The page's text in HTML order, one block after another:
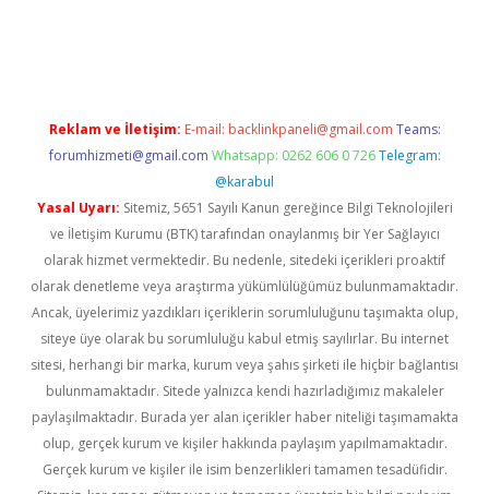
Reklam ve İletişim: E-mail: backlinkpaneli@gmail.com Teams:
forumhizmeti@gmail.com Whatsapp: 0262 606 0 726 Telegram:
@karabul
Yasal Uyarı: Sitemiz, 5651 Sayılı Kanun gereğince Bilgi Teknolojileri
ve İletişim Kurumu (BTK) tarafından onaylanmış bir Yer Sağlayıcı
olarak hizmet vermektedir. Bu nedenle, sitedeki içerikleri proaktif
olarak denetleme veya araştırma yükümlülüğümüz bulunmamaktadır.
Ancak, üyelerimiz yazdıkları içeriklerin sorumluluğunu taşımakta olup,
siteye üye olarak bu sorumluluğu kabul etmiş sayılırlar. Bu internet
sitesi, herhangi bir marka, kurum veya şahıs şirketi ile hiçbir bağlantısı
bulunmamaktadır. Sitede yalnızca kendi hazırladığımız makaleler
paylaşılmaktadır. Burada yer alan içerikler haber niteliği taşımamakta
olup, gerçek kurum ve kişiler hakkında paylaşım yapılmamaktadır.
Gerçek kurum ve kişiler ile isim benzerlikleri tamamen tesadüfidir.